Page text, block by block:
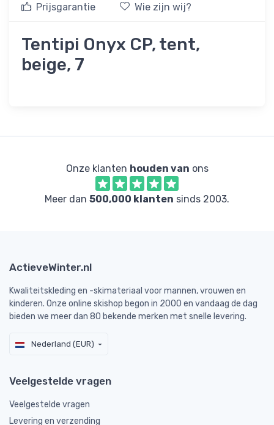
Prijsgarantie Wie zijn wij?
Tentipi Onyx CP, tent,
beige, 7
Onze klanten houden van ons
Meer dan 500,000 klanten sinds 2003.
ActieveWinter.nl
Kwaliteitskleding en -skimateriaal voor mannen, vrouwen en
kinderen. Onze online skishop begon in 2000 en vandaag de dag
bieden we meer dan 80 bekende merken met snelle levering.
Nederland (EUR)
Veelgestelde vragen
Veelgestelde vragen
Levering en verzending